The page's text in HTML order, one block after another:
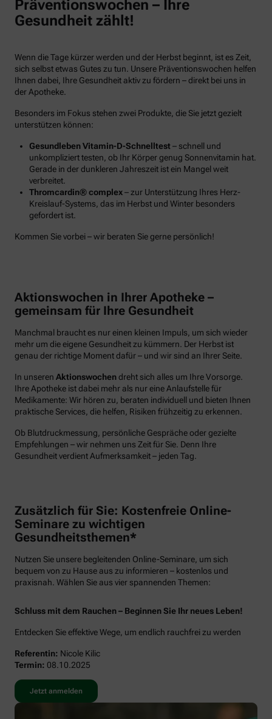
Präventionswochen – Ihre
Gesundheit zählt!
Wenn die Tage kürzer werden und der Herbst beginnt, ist es Zeit,
sich selbst etwas Gutes zu tun. Unsere Präventionswochen helfen
Ihnen dabei, Ihre Gesundheit aktiv zu fördern – direkt bei uns in
der Apotheke.
Besonders im Fokus stehen zwei Produkte, die Sie jetzt gezielt
unterstützen können:
Gesundleben Vitamin-D-Schnelltest– schnell und
unkompliziert testen, ob Ihr Körper genug Sonnenvitamin hat.
Gerade in der dunkleren Jahreszeit ist ein Mangel weit
verbreitet.
Thromcardin® complex– zur Unterstützung Ihres Herz-
Kreislauf-Systems, das im Herbst und Winter besonders
gefordert ist.
Kommen Sie vorbei – wir beraten Sie gerne persönlich!
Aktionswochen in Ihrer Apotheke –
gemeinsam für Ihre Gesundheit
Manchmal braucht es nur einen kleinen Impuls, um sich wieder
mehr um die eigene Gesundheit zu kümmern. Der Herbst ist
genau der richtige Moment dafür – und wir sind an Ihrer Seite.
In unseren Aktionswochendreht sich alles um Ihre Vorsorge.
Ihre Apotheke ist dabei mehr als nur eine Anlaufstelle für
Medikamente: Wir hören zu, beraten individuell und bieten Ihnen
praktische Services, die helfen, Risiken frühzeitig zu erkennen.
Ob Blutdruckmessung, persönliche Gespräche oder gezielte
Empfehlungen – wir nehmen uns Zeit für Sie. Denn Ihre
Gesundheit verdient Aufmerksamkeit – jeden Tag.
Zusätzlich für Sie: Kostenfreie Online-
Seminare zu wichtigen
Gesundheitsthemen*
Nutzen Sie unsere begleitenden Online-Seminare, um sich
bequem von zu Hause aus zu informieren – kostenlos und
praxisnah. Wählen Sie aus vier spannenden Themen:
Schluss mit dem Rauchen – Beginnen Sie Ihr neues Leben!
Entdecken Sie effektive Wege, um endlich rauchfrei zu werden
Referentin: Nicole Kilic
Termin: 08.10.2025
Jetzt anmelden